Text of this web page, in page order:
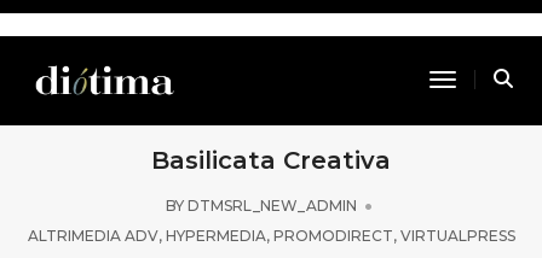
Toggle
Basilicata Creativa
BY DTMSRL_NEW_ADMIN
ALTRIMEDIA ADV, HYPERMEDIA, PROMODIRECT, VIRTUALPRESS